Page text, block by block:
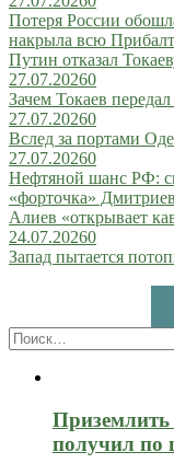
Потеря России
накрыла всю
Путин отказал
27.07.20260
Зачем Токаев
27.07.20260
Вслед за портами
27.07.20260
Нефтяной шанс РФ:
«форточка»
Алиев «открывает
24.07.20260
Запад пытается
Найти:
Приземлить
получил по